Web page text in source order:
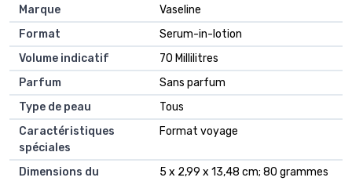
Marque
‎Vaseline
Format
‎Serum-in-lotion
Volume indicatif
‎70 Millilitres
Parfum
‎Sans parfum
Type de peau
‎Tous
Caractéristiques
spéciales
‎Format voyage
Dimensions du
‎5 x 2,99 x 13,48 cm; 80 grammes